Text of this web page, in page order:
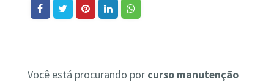
Você está procurando por curso manutenção